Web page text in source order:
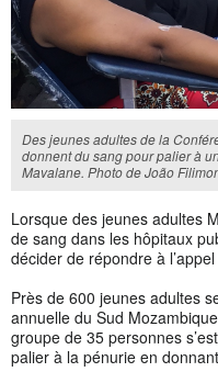
Des jeunes adultes de la
donnent du sang pour palier à
Mavalane. Photo de João
Lorsque des jeunes adultes
de sang dans les hôpitaux
décider de répondre à
Près de 600 jeunes adultes
annuelle du Sud
groupe de 35 personnes
palier à la pénurie en